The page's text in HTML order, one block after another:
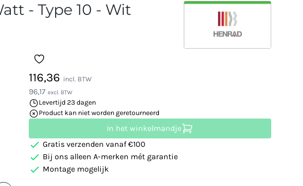
- Type 10 - Wit
116,36 incl. BTW
96,17 excl. BTW
Levertijd 23 dagen
Product kan niet worden geretourneerd
In het winkelmandje
Gratis verzenden vanaf €100
Bij ons alleen A-merken mét garantie
Montage mogelijk